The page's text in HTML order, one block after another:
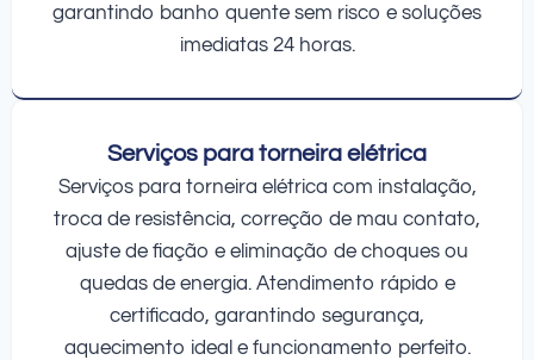
garantindo banho quente sem risco e soluções
imediatas 24 horas.
Serviços para torneira elétrica
Serviços para torneira elétrica com instalação,
troca de resistência, correção de mau contato,
ajuste de fiação e eliminação de choques ou
quedas de energia. Atendimento rápido e
certificado, garantindo segurança,
aquecimento ideal e funcionamento perfeito.